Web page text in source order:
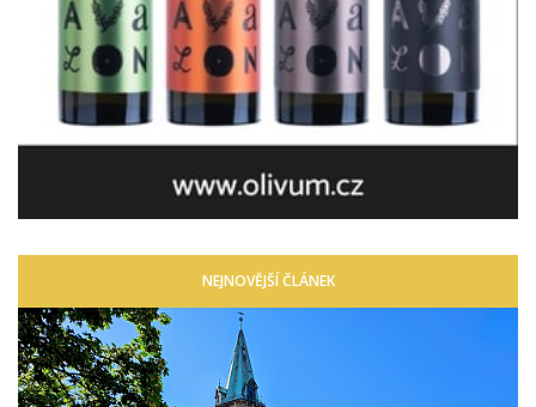
NEJNOVĚJŠÍ ČLÁNEK